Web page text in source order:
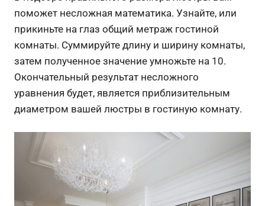
поможет несложная математика. Узнайте, или
прикиньте на глаз общий метраж гостиной
комнаты. Суммируйте длину и ширину комнаты,
затем полученное значение умножьте на 10.
Окончательный результат несложного
уравнения будет, является приблизительным
диаметром вашей люстры в гостиную комнату.